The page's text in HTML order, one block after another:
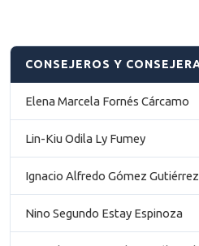
CONSEJEROS Y
Elena Marcela Fornés Cárcamo
Lin-Kiu Odila Ly Fumey
Ignacio Alfredo Gómez Gutiérrez
Nino Segundo Estay Espinoza